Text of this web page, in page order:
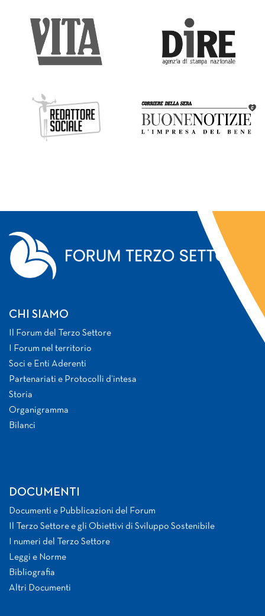
CHI SIAMO
Il Forum del Terzo Settore
I Forum nel territorio
Soci e Enti Aderenti
Partenariati e Protocolli d’intesa
Storia
Organigramma
Bilanci
DOCUMENTI
Documenti e Pubblicazioni del Forum
Il Terzo Settore e gli Obiettivi di Sviluppo Sostenibile
I numeri del Terzo Settore
Leggi e Norme
Bibliografia
Altri Documenti